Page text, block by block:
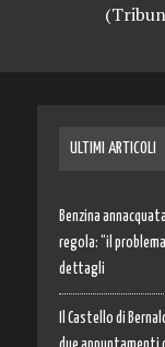
ULTIMI ARTICOLI
Benzina
regola: “il
dettagli
Il Castello di